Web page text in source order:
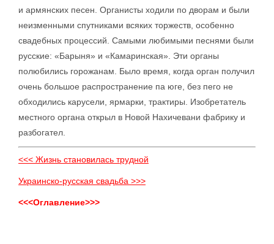
и армянских песен. Органисты ходили по дворам и были
неизменными спутниками всяких торжеств, особенно
свадебных процессий. Самыми любимыми песнями были
русские: «Барыня» и «Камаринская». Эти органы
полюбились горожанам. Было время, когда орган получил
очень большое распространение па юге, без пего не
обходились карусели, ярмарки, трактиры. Изобретатель
местного органа открыл в Новой Нахичевани фабрику и
разбогател.
<<< Жизнь становилась трудной
Украинско-русская свадьба >>>
<<<Оглавление>>>